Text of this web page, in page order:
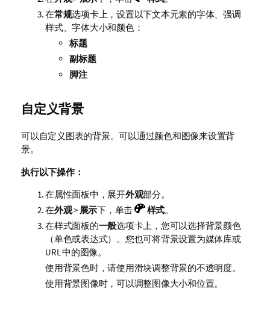
在常规选项卡上，设置以下文本元素的字体、强调
样式、字体大小和颜色：
标题
副标题
脚注
自定义背景
可以自定义图表的背景。可以通过颜色和图像来设置背
景。
执行以下操作：
在属性面板中，展开外观部分。
在外观> 展示下，单击 样式。
在样式面板的一般选项卡上，您可以选择背景颜色
（单色或表达式）。您也可将背景设置为媒体库或
URL 中的图像。
使用背景色时，请使用滑块调整背景的不透明度。
使用背景图像时，可以调整图像大小和位置。